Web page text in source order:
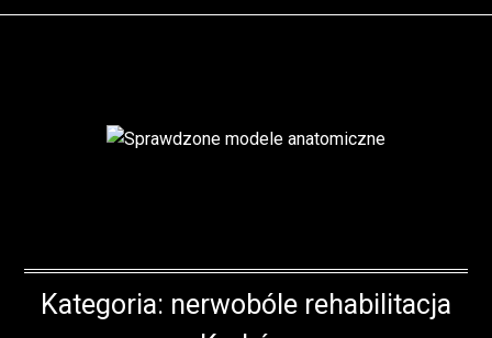
Kategoria: nerwobóle rehabilitacja